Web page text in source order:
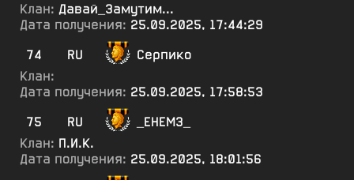
Клан: Давай_Замутим...
Дата получения: 25.09.2025, 17:44:29
74
RU
Серпико
Клан:
Дата получения: 25.09.2025, 17:58:53
75
RU
_ЕНЕМ3_
Клан: П.И.К.
Дата получения: 25.09.2025, 18:01:56